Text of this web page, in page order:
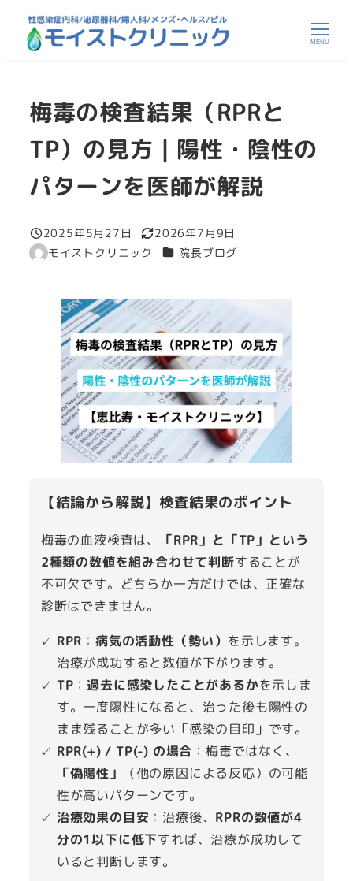
MENU
梅毒の検査結果（RPRと
TP）の見方｜陽性・陰性の
パターンを医師が解説
投稿日
2025年5月27日
更新日
2026年7月9日
著
モイストクリニック カテゴリー
院長ブログ
【結論から解説】検査結果のポイント
梅毒の血液検査は、
「RPR」と「TP」という
2種類の数値を組み合わせて判断することが
不可欠です。どちらか一方だけでは、正確な
診断はできません。
RPR ：病気の活動性（勢い） を示します。
治療が成功すると数値が下がります。
TP ：過去に感染したことがあるかを示しま
す。一度陽性になると、治った後も陽性の
まま残ることが多い「感染の目印」です。
RPR(+) / TP(-) の場合 ：梅毒ではなく、
「偽陽性」
（他の原因による反応）の可能
性が高いパターンです。
治療効果の目安 ：治療後、 RPRの数値が4
分の1以下に低下すれば、治療が成功して
いると判断します。